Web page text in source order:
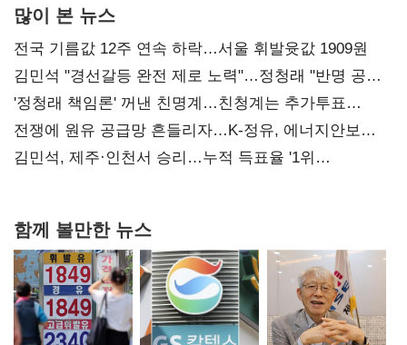
많이 본 뉴스
전국 기름값 12주 연속 하락…서울 휘발윳값 1909원
김민석 "경선갈등 완전 제로 노력"…정청래 "반명 공세
사과부터"
'정청래 책임론' 꺼낸 친명계…친청계는 추가투표
때리기
전쟁에 원유 공급망 흔들리자…K-정유, 에너지안보
핵심으로 재부상
김민석, 제주·인천서 승리…누적 득표율 '1위
함께 볼만한 뉴스